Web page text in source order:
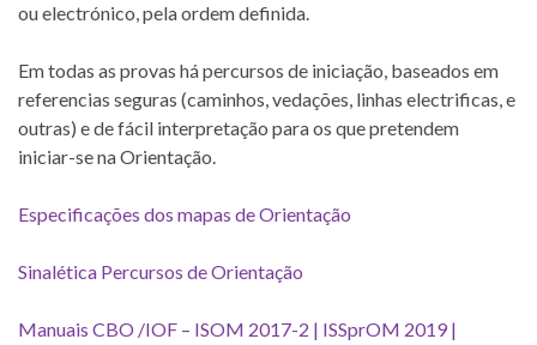
ou electrónico, pela ordem definida.
Em todas as provas há percursos de iniciação, baseados em
referencias seguras (caminhos, vedações, linhas electrificas, e
outras) e de fácil interpretação para os que pretendem
iniciar-se na Orientação.
Especificações dos mapas de Orientação
Sinalética Percursos de Orientação
Manuais CBO /IOF – ISOM 2017-2 | ISSprOM 2019 |